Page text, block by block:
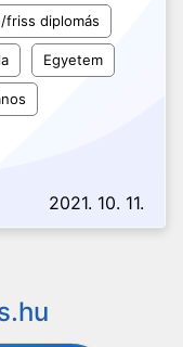
friss diplomás
Egyetem
2021. 10. 11.